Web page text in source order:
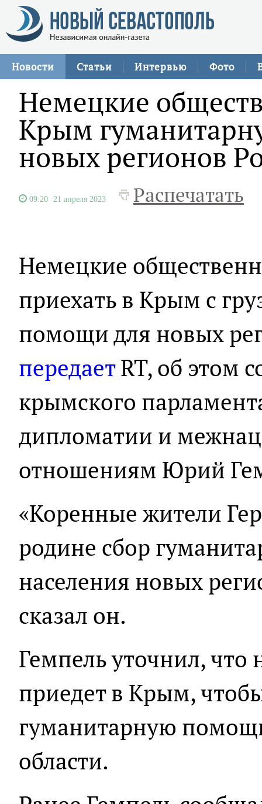
Новости Статьи Интервью Фото
Немецкие
Крым
новых регионов
09:20 21 апреля 2023 Распечатать
Немецкие
приехать в Крым с
помощи для новых
передаетRT, об этом
крымского
дипломатии и
отношениям Юрий
«Коренные жители
родине сбор
населения новых
сказал он.
Гемпель уточнил, что
приедет в Крым,
гуманитарную
области.